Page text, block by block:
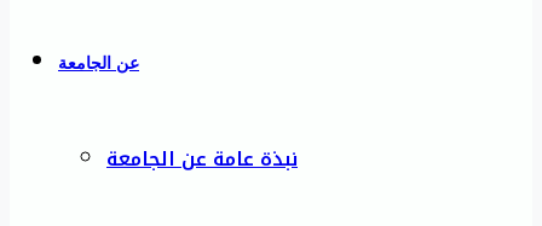
عن الجامعة
نبذة عامة عن الجامعة